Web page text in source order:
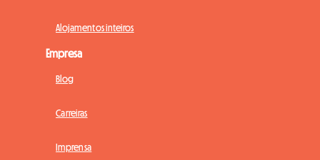
Alojamentos inteiros
Empresa
Blog
Carreiras
Imprensa